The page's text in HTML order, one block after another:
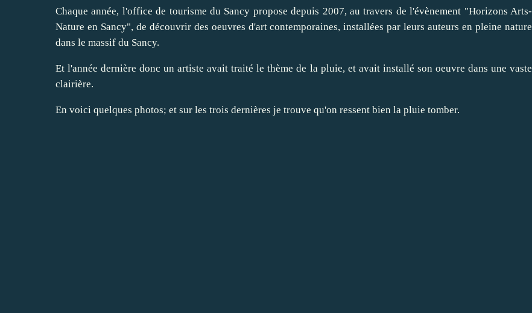
Chaque année, l'office de tourisme du Sancy propose depuis 2007, au travers de l'évènement "Horizons Arts-
Nature en Sancy", de découvrir des oeuvres d'art contemporaines, installées par leurs auteurs en pleine nature
dans le massif du Sancy.
Et l'année dernière donc un artiste avait traité le thème de la pluie, et avait installé son oeuvre dans une vaste
clairière.
En voici quelques photos; et sur les trois dernières je trouve qu'on ressent bien la pluie tomber.